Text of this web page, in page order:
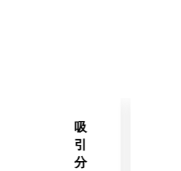
吸
引
分